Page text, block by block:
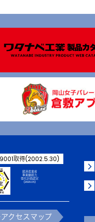
取得(2002.5.30)
経済産業省
事業継続力
強化計画認定
(2020.3.5)
アクセスマップ